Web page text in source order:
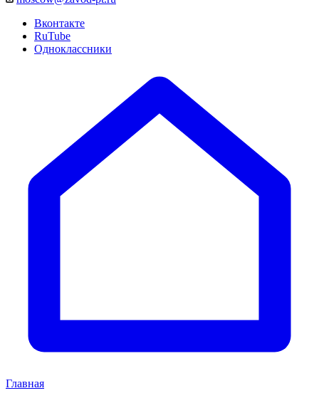
Вконтакте
RuTube
Одноклассники
Главная